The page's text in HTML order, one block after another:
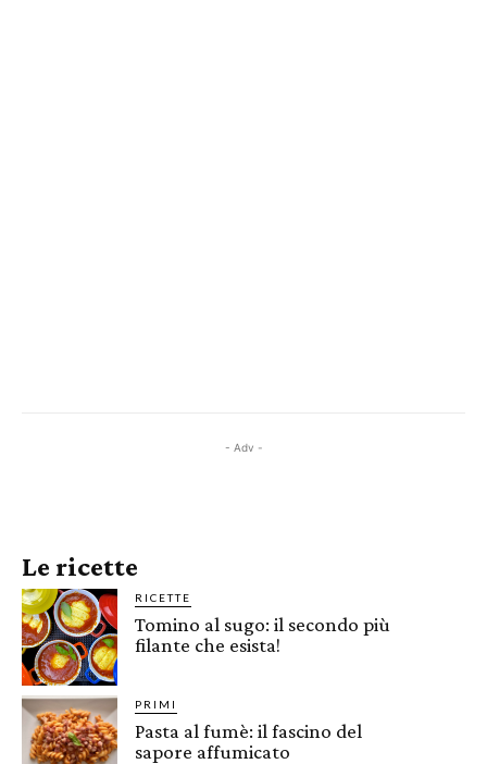
- Adv -
Le ricette
RICETTE
Tomino al sugo: il secondo più
filante che esista!
PRIMI
Pasta al fumè: il fascino del
sapore affumicato